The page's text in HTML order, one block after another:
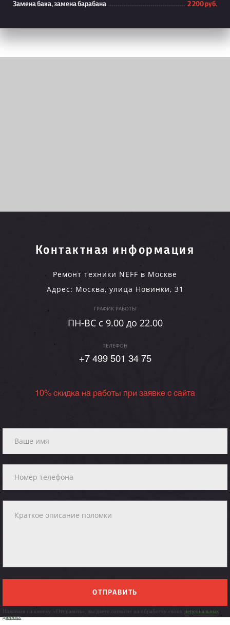
Замена бака, замена барабана 2 200 руб.
Контактная информация
Ремонт техники NEFF в Москве
Адрес: Москва, улица Новинки, 31
ГРАФИК РАБОТЫ
ПН-ВC c 9.00 до 22.00
ТЕЛЕФОН
+7 499 501 34 75
10% скидка на работы при заявке с сайта
ОТПРАВИТЬ
Нажимая на кнопку «Отправить», вы даете согласие на обработку своих персональных
данных